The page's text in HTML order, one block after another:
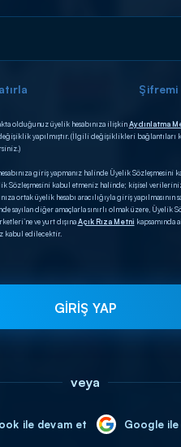
olduğunuz üyelik hesabınıza ilişkinAydınlatma
yapılmıştır. (İlgili değişiklikleri bağlantıları
giriş yapmanız halinde Üyelik Sözleşmesini
Sözleşmesini kabul etmeniz halinde; kişisel
ortak üyelik hesabı aracılığıyla giriş yapılmasının
sayılan diğer amaçlarla sınırlı olmak üzere, Üyelik
ve yurt dışınaAçık Rıza Metni kapsamında
kabul edilecektir.
GİRİŞ YAP
veya
ile devam et Google